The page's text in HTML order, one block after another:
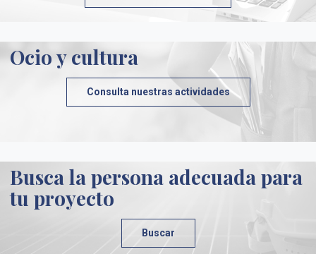
Ocio y cultura
Consulta nuestras actividades
Busca la persona adecuada para
tu proyecto
Buscar